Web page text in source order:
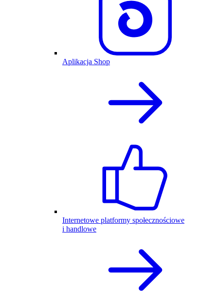
Aplikacja Shop
Internetowe platformy społecznościowe
i handlowe